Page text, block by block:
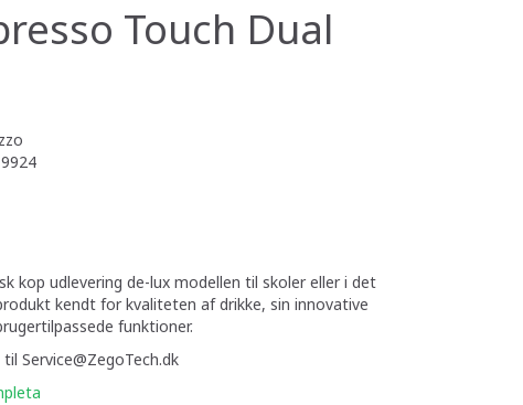
Touch Dual
kop udlevering de-lux modellen til skoler eller i det
kendt for kvaliteten af drikke, sin innovative
funktioner.
Service@ZegoTech.dk